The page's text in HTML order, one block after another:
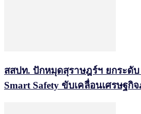
สสปท. ปักหมุดสุราษฎร์ฯ ยกระดับ
Smart Safety ขับเคลื่อนเศรษฐกิ